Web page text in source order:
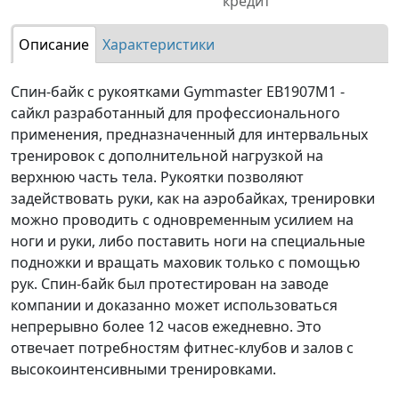
Описание Характеристики
Спин-байк с рукоятками Gymmaster EB1907M1 -
сайкл разработанный для профессионального
применения, предназначенный для интервальных
тренировок с дополнительной нагрузкой на
верхнюю часть тела. Рукоятки позволяют
задействовать руки, как на аэробайках, тренировки
можно проводить с одновременным усилием на
ноги и руки, либо поставить ноги на специальные
подножки и вращать маховик только с помощью
рук. Спин-байк был протестирован на заводе
компании и доказанно может использоваться
непрерывно более 12 часов ежедневно. Это
отвечает потребностям фитнес-клубов и залов с
высокоинтенсивными тренировками.